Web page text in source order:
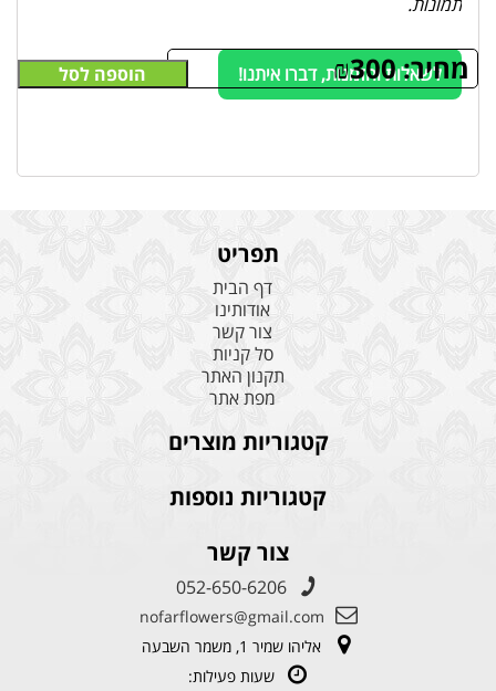
מחיר: ₪300 הוספה לסל לשאלות והזמנות, דברו איתנו!
תפריט
דף הבית
אודותינו
צור קשר
סל קניות
תקנון האתר
מפת אתר
קטגוריות מוצרים
קטגוריות נוספות
צור קשר
052-650-6206
nofarflowers@gmail.com
אליהו שמיר 1, משמר השבעה
שעות פעילות: